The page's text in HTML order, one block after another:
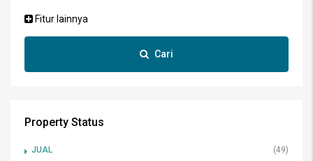
Fitur lainnya
Cari
Property Status
JUAL
(49)